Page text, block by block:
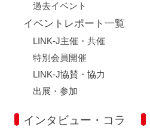
過去イベント
イベントレポート一覧
LINK-J主催・共催
特別会員開催
LINK-J協賛・協力
出展・参加
インタビュー・コラ